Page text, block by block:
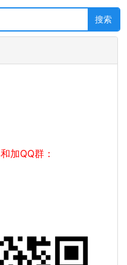
加QQ群：